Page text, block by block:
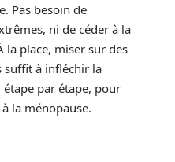
Pas besoin de
ni de céder à la
la place, miser sur des
suffit à infléchir la
par étape, pour
la ménopause.